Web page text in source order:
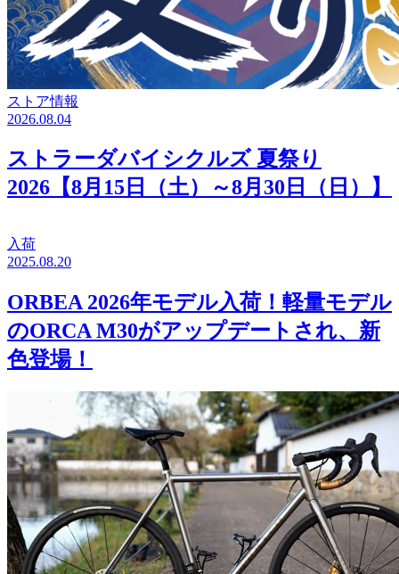
ストア情報
2026.08.04
ストラーダバイシクルズ 夏祭り
2026【8月15日（土）～8月30日（日）】
入荷
2025.08.20
ORBEA 2026年モデル入荷！軽量モデル
のORCA M30がアップデートされ、新
色登場！